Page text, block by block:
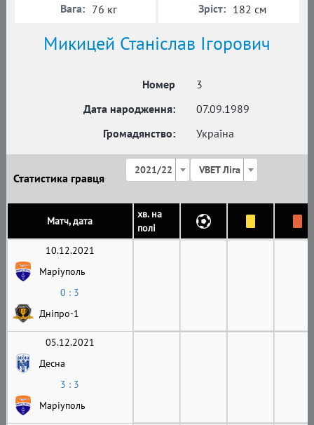
Микицей Станіслав Ігорович
Номер
3
Дата народження:
07.09.1989
Громадянство:
Україна
Вага: 76 кг Зріст: 182 см
Статистика гравця
2021/22 VBET Ліга
Матч, дата
хв. на
полі
10.12.2021
Маріуполь
0 : 3
Дніпро-1
05.12.2021
Десна
3 : 3
Маріуполь